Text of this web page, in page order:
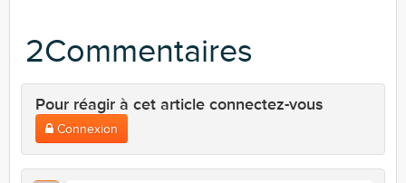
2Commentaires
Pour réagir à cet article connectez-vous
Connexion